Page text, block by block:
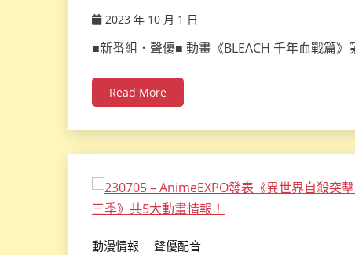
2023 年 10 月 1 日
■新番組．聲優■ 動畫《BLEACH 千年血戰篇
Read More
動漫情報 聲優配音